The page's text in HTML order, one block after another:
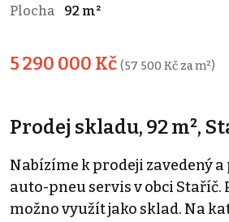
Plocha
92 m²
5 290 000 Kč (57 500 Kč za m²)
Prodej skladu, 92 m²,
Nabízíme k prodeji zavedený
auto-pneu servis v obci Staříč.
možno využít jako sklad. Na